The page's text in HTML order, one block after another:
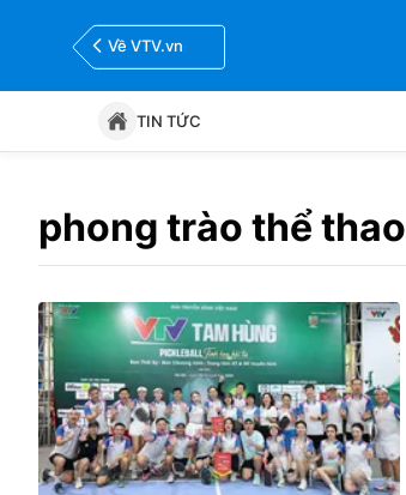
Về VTV.vn
TIN TỨC
phong trào thể thao